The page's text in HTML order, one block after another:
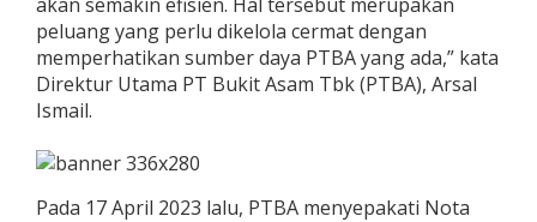
peluang yang perlu dikelola cermat dengan
memperhatikan sumber daya PTBA yang ada,” kata
Direktur Utama PT Bukit Asam Tbk (PTBA), Arsal
Ismail.
Pada 17 April 2023 lalu, PTBA menyepakati Nota